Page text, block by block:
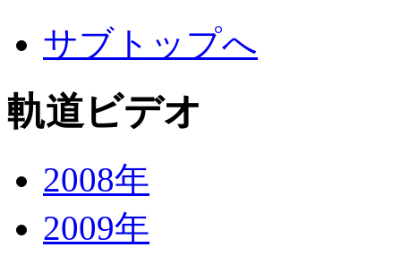
サブトップへ
軌道ビデオ
2008年
2009年